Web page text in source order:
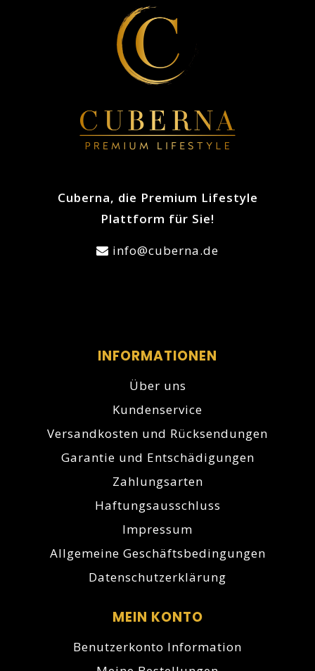
Cuberna, die Premium Lifestyle
Plattform für Sie!
info@cuberna.de
INFORMATIONEN
Über uns
Kundenservice
Versandkosten und Rücksendungen
Garantie und Entschädigungen
Zahlungsarten
Haftungsausschluss
Impressum
Allgemeine Geschäftsbedingungen
Datenschutzerklärung
MEIN KONTO
Benutzerkonto Information